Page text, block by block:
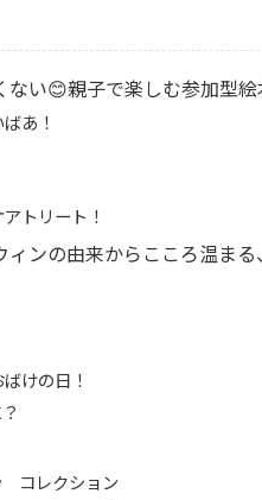
い😊親子で楽しむ参加型絵
あ！
トリート！
ンの由来からこころ温ま
けの日！
コレクション